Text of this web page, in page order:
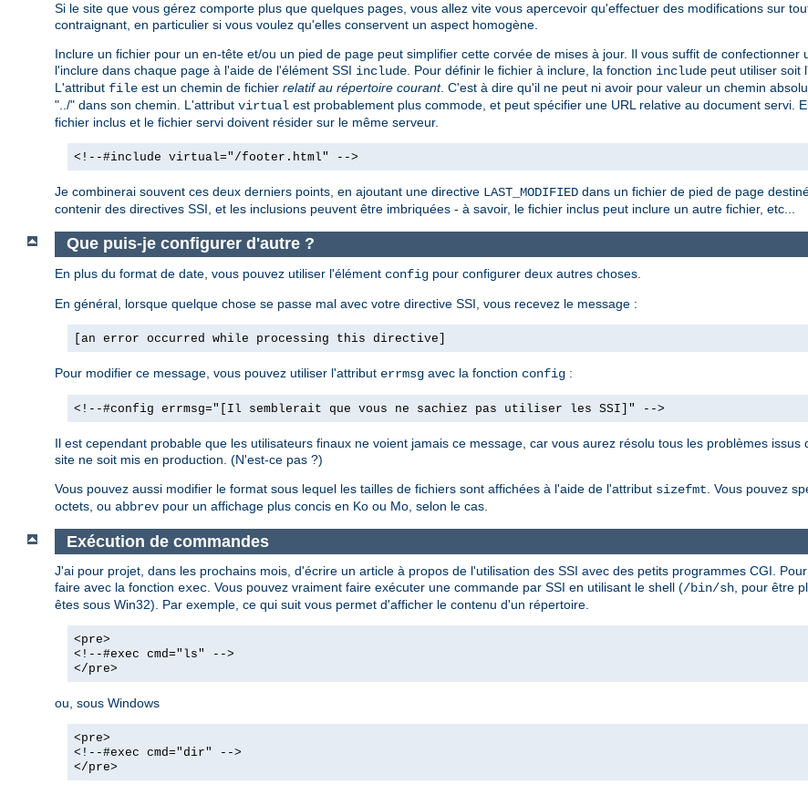
Si le site que vous gérez comporte plus que quelques pages, vous allez vite vous apercevoir qu'effectuer des modifications sur
contraignant, en particulier si vous voulez qu'elles conservent un aspect homogène.
Inclure un fichier pour un en-tête et/ou un pied de page peut simplifier cette corvée de mises à jour. Il vous suffit de confectionner
l'inclure dans chaque page à l'aide de l'élément SSI include. Pour définir le fichier à inclure, la fonction include peut utiliser soit
L'attribut file est un chemin de fichier relatif au répertoire courant. C'est à dire qu'il ne peut ni avoir pour valeur un chemin
"../" dans son chemin. L'attribut virtual est probablement plus commode, et peut spécifier une URL relative au document servi.
fichier inclus et le fichier servi doivent résider sur le même serveur.
<!--#include virtual="/footer.html" -->
Je combinerai souvent ces deux derniers points, en ajoutant une directive LAST_MODIFIED dans un fichier de pied de page
contenir des directives SSI, et les inclusions peuvent être imbriquées - à savoir, le fichier inclus peut inclure un autre fichier, etc...
Que puis-je configurer d'autre ?
En plus du format de date, vous pouvez utiliser l'élément config pour configurer deux autres choses.
En général, lorsque quelque chose se passe mal avec votre directive SSI, vous recevez le message :
[an error occurred while processing this directive]
Pour modifier ce message, vous pouvez utiliser l'attribut errmsg avec la fonction config :
<!--#config errmsg="[Il semblerait que vous ne sachiez pas utiliser les SSI]" -->
Il est cependant probable que les utilisateurs finaux ne voient jamais ce message, car vous aurez résolu tous les problèmes issus
site ne soit mis en production. (N'est-ce pas ?)
Vous pouvez aussi modifier le format sous lequel les tailles de fichiers sont affichées à l'aide de l'attribut sizefmt . Vous pouvez
octets, ou abbrev pour un affichage plus concis en Ko ou Mo, selon le cas.
Exécution de commandes
J'ai pour projet, dans les prochains mois, d'écrire un article à propos de l'utilisation des SSI avec des petits programmes CGI.
faire avec la fonction exec . Vous pouvez vraiment faire exécuter une commande par SSI en utilisant le shell (/bin/sh , pour être
êtes sous Win32). Par exemple, ce qui suit vous permet d'afficher le contenu d'un répertoire.
<pre>
<!--#exec cmd="ls" -->
</pre>
ou, sous Windows
<pre>
<!--#exec cmd="dir" -->
</pre>